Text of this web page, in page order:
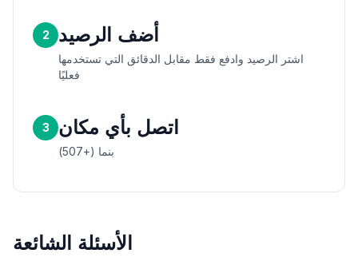
2 أضف الرصيد
اشتر الرصيد وادفع فقط مقابل الدقائق التي تستخدمها
فعليًا
3 اتصل بأي مكان
بنما (+507)
الأسئلة الشائعة